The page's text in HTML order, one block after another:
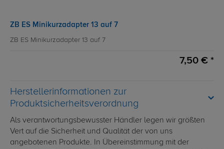
ZB ES Minikurzadapter 13 auf 7
ZB ES Minikurzadapter 13 auf 7
7,50 € *
Herstellerinformationen zur
Produktsicherheitsverordnung
Als verantwortungsbewusster Händler legen wir größten
Vert auf die Sicherheit und Qualität der von uns
angebotenen Produkte. In Übereinstimmung mit der